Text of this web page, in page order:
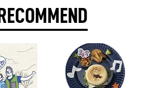
RECOMMEND